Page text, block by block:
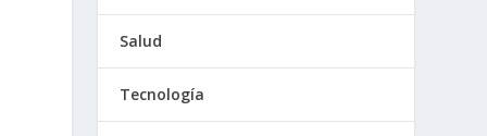
Salud
Tecnología